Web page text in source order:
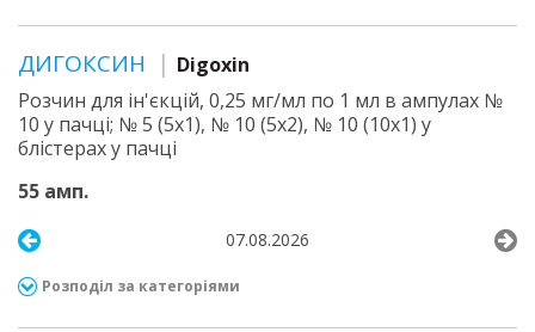
ДИГОКСИН
Digoxin
Розчин для ін'єкцій, 0,25 мг/мл по 1 мл в ампулах №
10 у пачці; № 5 (5х1), № 10 (5х2), № 10 (10х1) у
блістерах у пачці
55 амп.
07.08.2026
Розподіл за категоріями